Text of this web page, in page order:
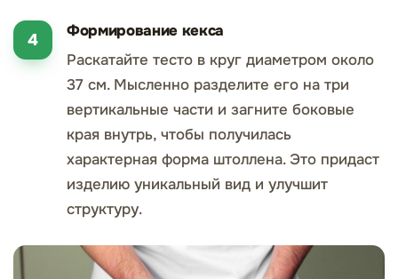
Формирование кекса
Раскатайте тесто в круг диаметром около
37 см. Мысленно разделите его на три
вертикальные части и загните боковые
края внутрь, чтобы получилась
характерная форма штоллена. Это придаст
изделию уникальный вид и улучшит
структуру.